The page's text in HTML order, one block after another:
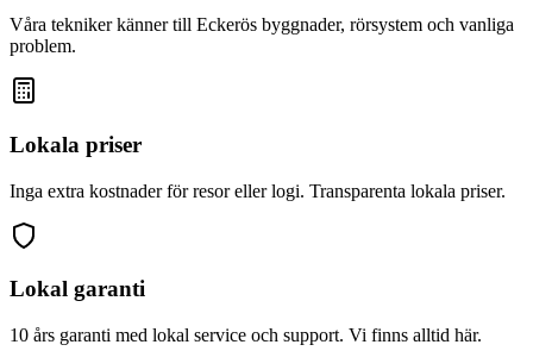
Våra tekniker känner till Eckerös byggnader, rörsystem och vanliga
problem.
Lokala priser
Inga extra kostnader för resor eller logi. Transparenta lokala priser.
Lokal garanti
10 års garanti med lokal service och support. Vi finns alltid här.